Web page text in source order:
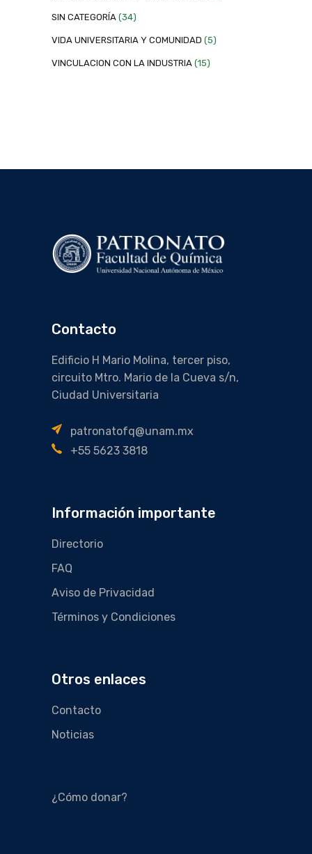
SIN CATEGORÍA (34)
VIDA UNIVERSITARIA Y COMUNIDAD (5)
VINCULACION CON LA INDUSTRIA (15)
Contacto
Edificio H Mario Molina, tercer piso,
circuito Mtro. Mario de la Cueva s/n,
Ciudad Universitaria
patronatofq@unam.mx
+55 5623 3818
Información importante
Directorio
FAQ
Aviso de Privacidad
Términos y Condiciones
Otros enlaces
Contacto
Noticias
¿Cómo donar?